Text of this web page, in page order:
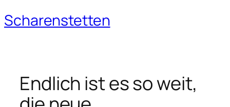
Zum
Inhalt
Scharenstetten
Endlich ist es so weit,